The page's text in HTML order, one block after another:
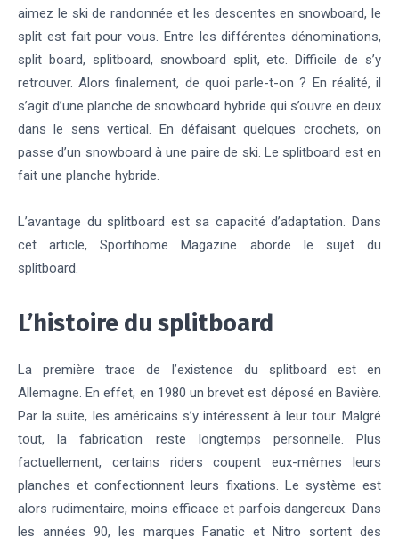
aimez le ski de randonnée et les descentes en snowboard, le
split est fait pour vous. Entre les différentes dénominations,
split board, splitboard, snowboard split, etc. Difficile de s’y
retrouver. Alors finalement, de quoi parle-t-on ? En réalité, il
s’agit d’une planche de snowboard hybride qui s’ouvre en deux
dans le sens vertical. En défaisant quelques crochets, on
passe d’un snowboard à une paire de ski. Le splitboard est en
fait une planche hybride.
L’avantage du splitboard est sa capacité d’adaptation. Dans
cet article, Sportihome Magazine aborde le sujet du
splitboard.
L’histoire du splitboard
La première trace de l’existence du splitboard est en
Allemagne. En effet, en 1980 un brevet est déposé en Bavière.
Par la suite, les américains s’y intéressent à leur tour. Malgré
tout, la fabrication reste longtemps personnelle. Plus
factuellement, certains riders coupent eux-mêmes leurs
planches et confectionnent leurs fixations. Le système est
alors rudimentaire, moins efficace et parfois dangereux. Dans
les années 90, les marques Fanatic et Nitro sortent des